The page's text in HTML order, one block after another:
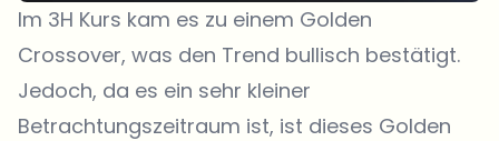
Im 3H Kurs kam es zu einem Golden
Crossover, was den Trend bullisch bestätigt.
Jedoch, da es ein sehr kleiner
Betrachtungszeitraum ist, ist dieses Golden